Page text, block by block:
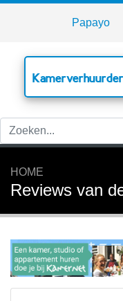
Papayo
HOME
Reviews van